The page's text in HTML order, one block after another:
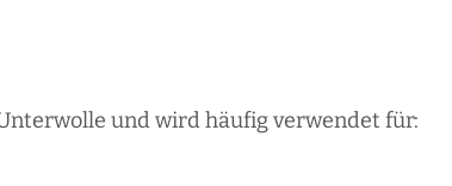
und wird häufig verwendet für: